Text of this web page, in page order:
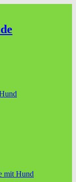
mit Hund